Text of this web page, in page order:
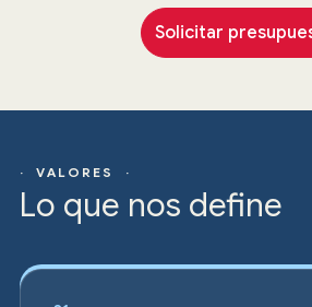
Solicitar
· VALORES ·
Lo que nos define